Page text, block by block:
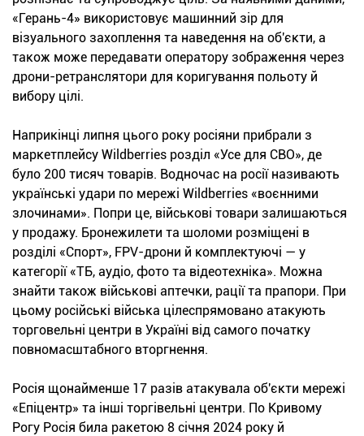
«Герань-4» використовує машинний зір для
візуального захоплення та наведення на об'єкти, а
також може передавати оператору зображення через
дрони-ретранслятори для коригування польоту й
вибору цілі.
Наприкінці липня цього року росіяни прибрали з
маркетплейсу Wildberries розділ «Усе для СВО», де
було 200 тисяч товарів. Водночас на росії називають
українські удари по мережі Wildberries «воєнними
злочинами». Попри це, військові товари залишаються
у продажу. Бронежилети та шоломи розміщені в
розділі «Спорт», FPV-дрони й комплектуючі — у
категорії «ТБ, аудіо, фото та відеотехніка». Можна
знайти також військові аптечки, рації та прапори. При
цьому російські війська цілеспрямовано атакують
торговельні центри в Україні від самого початку
повномасштабного вторгнення.
Росія щонайменше 17 разів атакувала об'єкти мережі
«Епіцентр» та інші торгівельні центри. По Кривому
Рогу Росія била ракетою 8 січня 2024 року й